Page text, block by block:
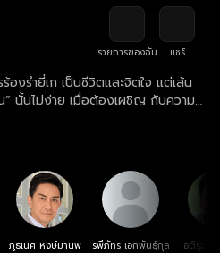
รายการของฉัน
แชร์
งรำยี่เก เป็นชีวิตและจิตใจ แต่เส้น
” นั้นไม่ง่าย เมื่อต้องเผชิญ กับความ
ทำให้ ดินเกิดความทะเยอทะยาน
“ดิน” ได้ก้าวขึ้นเป็น พระเอกยี่เกรูป
หลายคน
ภูธเนศ หงษ์มานพ รพีภัทร เอกพันธุ์กุล อติรุจ สิ